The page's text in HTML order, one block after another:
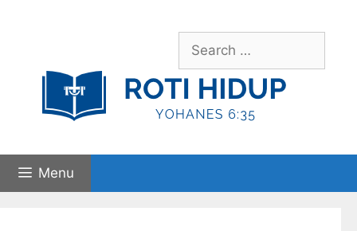
Search
for:
Menu